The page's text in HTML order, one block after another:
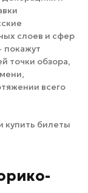
слоев и сфер
покажут
точки обзора,
всего
купить билеты